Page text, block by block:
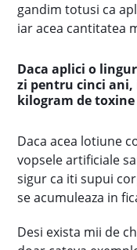
gandim totusi ca
iar acea cantitatea
Daca aplici o
zi pentru cinci
kilogram de
Daca acea lotiune
vopsele artificiale
sigur ca iti supui
se acumuleaza in
Desi exista mii de